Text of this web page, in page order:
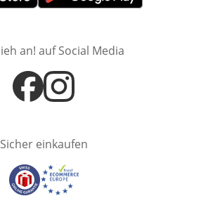
Fenster
Öffnet in neuem Fenster
an! auf Social Media
Öffnet in neuem Fenster
Öffnet in neuem Fenster
Sicher einkaufen
Öffnet in neuem Fenster
Öffnet in neuem Fenster